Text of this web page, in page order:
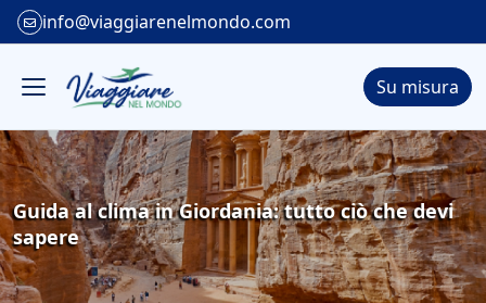
info@viaggiarenelmondo.com
Su misura
Guida al clima in Giordania: tutto ciò che devi
sapere